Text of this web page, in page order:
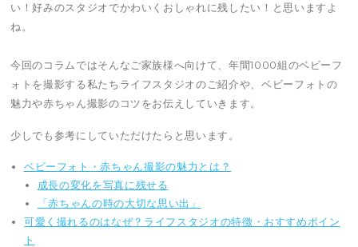
い！好みのスタジオでかわいくおしゃれに残したい！と思いますよ
ね。
今回のコラムではそんなご家族様へ向けて、年間1000組のベビーフ
ォトを撮影する私たちライフスタジオのご紹介や、ベビーフォトの
魅力や赤ちゃん撮影のコツをお伝えしていきます。
少しでも参考にしていただけたらと思います。
ベビーフォト・赤ちゃん撮影の魅力とは？
成長の変化を写真に残せる
「赤ちゃんの時の大切な思い出」
可愛く撮れるのはなぜ？ライフスタジオの特徴・おすすめポイン
ト